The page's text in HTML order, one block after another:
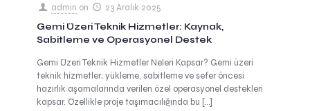
admin on 23 Aralık 2025
Gemi Üzeri Teknik Hizmetler: Kaynak,
Sabitleme ve Operasyonel Destek
Gemi Üzeri Teknik Hizmetler Neleri Kapsar? Gemi üzeri
teknik hizmetler; yükleme, sabitleme ve sefer öncesi
hazırlık aşamalarında verilen özel operasyonel destekleri
kapsar. Özellikle proje taşımacılığında bu […]